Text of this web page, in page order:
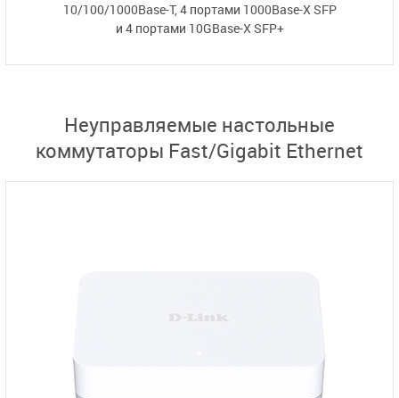
10/100/1000Base-T,4 портами 1000Base-X SFP
и 4 портами 10GBase-X SFP+
Неуправляемые настольные
коммутаторы Fast/Gigabit Ethernet